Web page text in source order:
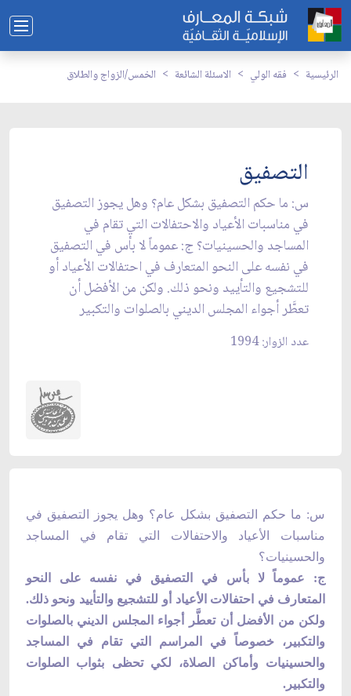
الرئيسية فقه الولي الاسئلة الشائعة الخمس/الزواج والطلاق
التصفيق
س: ما حكم التصفيق بشكل عام؟ وهل يجوز التصفيق
في مناسبات الأعياد والاحتفالات التي تقام في
المساجد والحسينيات؟ ج: عموماً لا بأس في التصفيق
في نفسه على النحو المتعارف في احتفالات الأعياد أو
للتشجيع والتأييد ونحو ذلك. ولكن من الأفضل أن
تعطَّر أجواء المجلس الديني بالصلوات والتكبير
عدد الزوار: 1994
س: ما حكم التصفيق بشكل عام؟ وهل يجوز التصفيق في
مناسبات الأعياد والاحتفالات التي تقام في المساجد
والحسينيات؟
ج: عموماً لا بأس في التصفيق في نفسه على النحو
المتعارف في احتفالات الأعياد أو للتشجيع والتأييد ونحو ذلك.
ولكن من الأفضل أن تعطَّر أجواء المجلس الديني بالصلوات
والتكبير، خصوصاً في المراسم التي تقام في المساجد
والحسينيات وأماكن الصلاة، لكي تحظى بثواب الصلوات
والتكبير.